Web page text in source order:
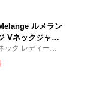
ルメラン
Vネックジャケ
ー フリンジ 配色
糸 カーディガン
ック レディース カ
クロシ